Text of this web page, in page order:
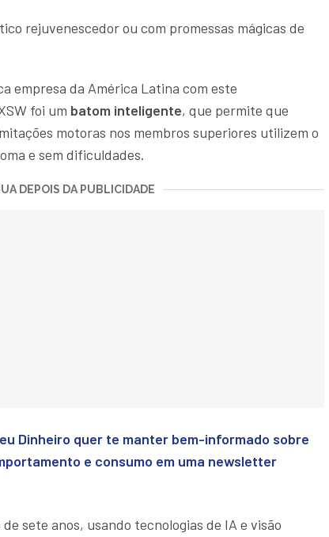
rejuvenescedor ou com promessas mágicas de
empresa da América Latina com este
foi um batom inteligente, que permite que
motoras nos membros superiores utilizem o
e sem dificuldades.
DEPOIS DA PUBLICIDADE
Dinheiro quer te manter bem-informado sobre
e consumo em uma newsletter
sete anos, usando tecnologias de IA e visão